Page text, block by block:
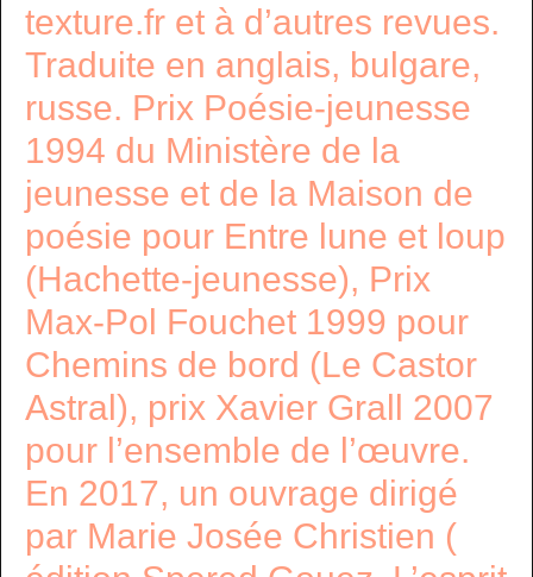
texture.fr et à d’autres revues.
Traduite en anglais, bulgare,
russe. Prix Poésie-jeunesse
1994 du Ministère de la
jeunesse et de la Maison de
poésie pour Entre lune et loup
(Hachette-jeunesse), Prix
Max-Pol Fouchet 1999 pour
Chemins de bord (Le Castor
Astral), prix Xavier Grall 2007
pour l’ensemble de l’œuvre.
En 2017, un ouvrage dirigé
par Marie Josée Christien (